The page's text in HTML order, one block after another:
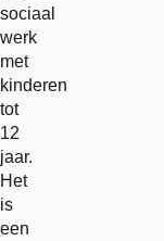
sociaal
werk
met
kinderen
tot
12
jaar.
Het
is
een